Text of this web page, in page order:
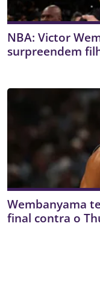
NBA: Victor
surpreendem
Wembanyama
final contra o